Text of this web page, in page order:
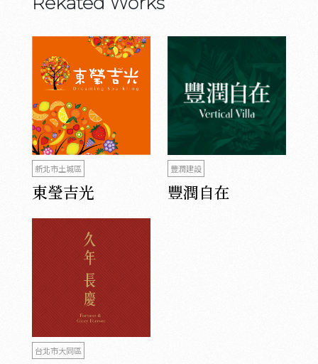
新北市土城區
東瑩吉光
豐潤建設
豐潤自在
台北市大同區